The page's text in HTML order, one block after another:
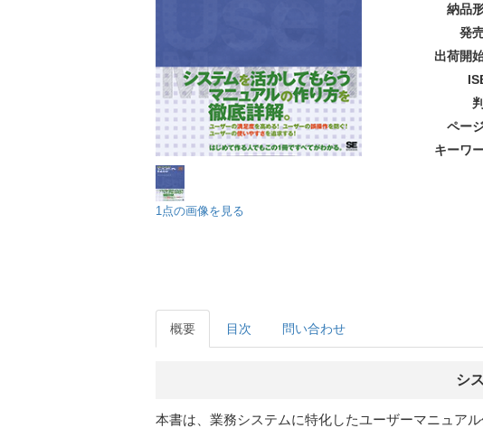
1点の画像を見る
納品
発
出荷開
ペー
キーワ
概要 目次 問い合わせ
シ
本書は、業務システムに特化したユーザーマニュア